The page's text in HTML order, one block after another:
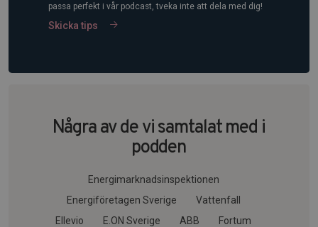
passa perfekt i vår podcast, tveka inte att dela med dig!
Skicka tips
Några av de vi samtalat med i
podden
Energimarknadsinspektionen
Energiföretagen Sverige
Vattenfall
Ellevio
E.ON Sverige ABB
Fortum